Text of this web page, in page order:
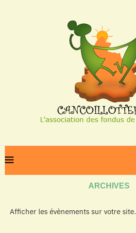
ARCHIVES
Afficher les évènements sur votre site.